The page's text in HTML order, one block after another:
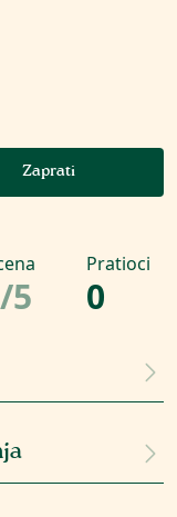
Zaprati
/5
Pratioci
0